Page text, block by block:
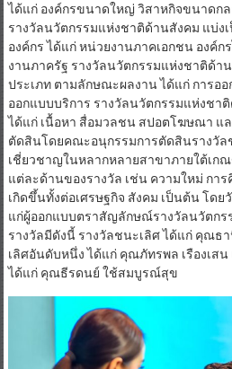
ได้แก่ องค์กรขนาดใหญ่ วิสาหกิจขนาดก
รางวัลนวัตกรรมแห่งชาติด้านสังคม แบ่ง
องค์กร ได้แก่ หน่วยงานภาคเอกชน องค์ก
งานภาครัฐ รางวัลนวัตกรรมแห่งชาติด้า
ประเภท ตามลักษณะผลงาน ได้แก่ การอ
ออกแบบบริการ รางวัลนวัตกรรมแห่งชา
ได้แก่ เนื้อหา สื่อมวลชน สปอตโฆษณา แ
ตัดสินโดยคณะอนุกรรมการตัดสินรางวัล
เชี่ยวชาญในหลากหลายสาขาภายใต้เก
แต่ละด้านของรางวัล เช่น ความใหม่ กา
เกิดขึ้นทั้งต่อเศรษฐกิจ สังคม เป็นต้น โด
แก่ผู้ออกแบบตราสัญลักษณ์รางวัลนวัตกร
รางวัลมีดังนี้ รางวัลชนะเลิศ ได้แก่ คุณธ
เลิศอันดับหนึ่ง ได้แก่ คุณภัทรพล เรืองเส
ได้แก่ คุณธีรดนย์ ใช้สมบูรณ์สุข